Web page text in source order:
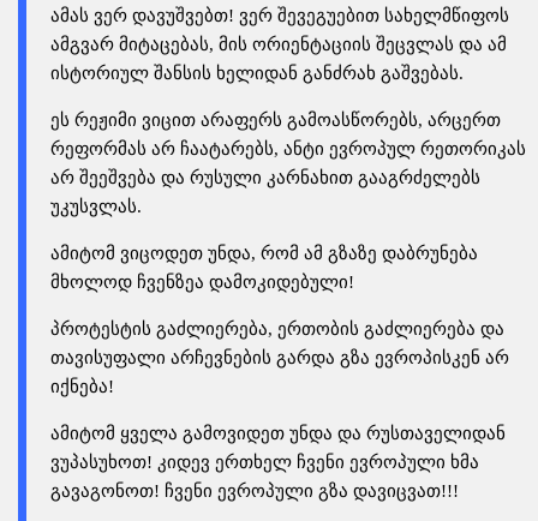
ამას ვერ დავუშვებთ! ვერ შევეგუებით სახელმწიფოს
ამგვარ მიტაცებას, მის ორიენტაციის შეცვლას და ამ
ისტორიულ შანსის ხელიდან განძრახ გაშვებას.
ეს რეჟიმი ვიცით არაფერს გამოასწორებს, არცერთ
რეფორმას არ ჩაატარებს, ანტი ევროპულ რეთორიკას
არ შეეშვება და რუსული კარნახით გააგრძელებს
უკუსვლას.
ამიტომ ვიცოდეთ უნდა, რომ ამ გზაზე დაბრუნება
მხოლოდ ჩვენზეა დამოკიდებული!
პროტესტის გაძლიერება, ერთობის გაძლიერება და
თავისუფალი არჩევნების გარდა გზა ევროპისკენ არ
იქნება!
ამიტომ ყველა გამოვიდეთ უნდა და რუსთაველიდან
ვუპასუხოთ! კიდევ ერთხელ ჩვენი ევროპული ხმა
გავაგონოთ! ჩვენი ევროპული გზა დავიცვათ!!!